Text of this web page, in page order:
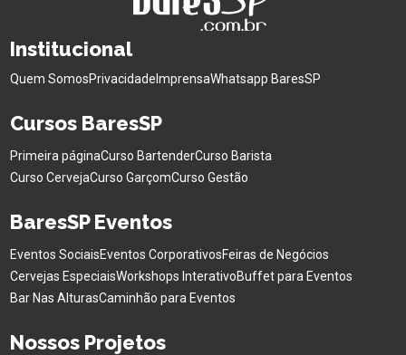
Institucional
Quem SomosPrivacidade ImprensaWhatsapp BaresSP
Cursos BaresSP
Primeira páginaCurso BartenderCurso Barista
Curso CervejaCurso GarçomCurso Gestão
BaresSP Eventos
Eventos SociaisEventos CorporativosFeiras de Negócios
Cervejas EspeciaisWorkshops InterativoBuffet para Eventos
Bar Nas AlturasCaminhão para Eventos
Nossos Projetos